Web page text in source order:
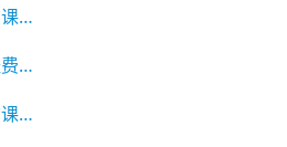
地理与旅游学院学生旷课违纪通报2025-2026学年第二学期 第7
地理与旅游学院科研经费绩效公示
地理与旅游学院学生旷课违纪通报2025-2026学年第二学期 第6